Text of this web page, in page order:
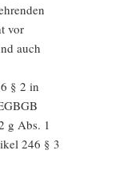
vor
auch
§ 2 in
g Abs. 1
246 § 3